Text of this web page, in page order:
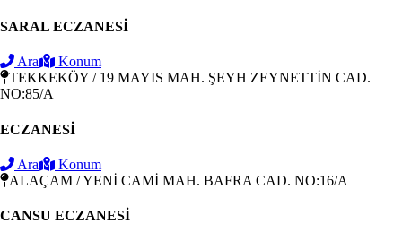
SARAL ECZANESİ
Ara
Konum
TEKKEKÖY / 19 MAYIS MAH. ŞEYH ZEYNETTİN CAD.
NO:85/A
ECZANESİ
Ara
Konum
ALAÇAM / YENİ CAMİ MAH. BAFRA CAD. NO:16/A
CANSU ECZANESİ